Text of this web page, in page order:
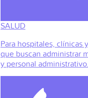
SALUD
Para hospitales, clínicas
que buscan administrar
y personal administrativo.